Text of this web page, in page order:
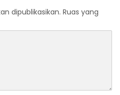
dipublikasikan. Ruas yang